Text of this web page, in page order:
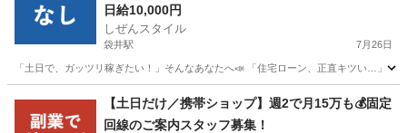
日給10,000円
しぜんスタイル
袋井駅 7月26日
「土日で、ガッツリ稼ぎたい！」そんなあなたへ📣 「住宅ローン、正直キツい…」
袋井駅 家電量販店 フルコミ
【土日だけ／携帯ショップ】週2で月15万も💰固定
回線のご案内スタッフ募集！